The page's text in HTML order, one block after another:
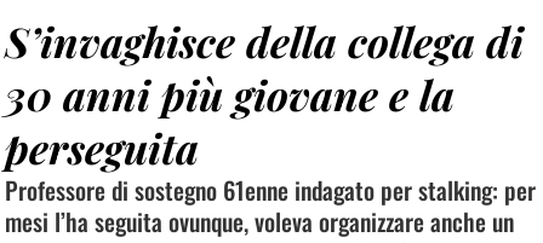
S’invaghisce della collega di
30 anni più giovane e la
perseguita
Professore di sostegno 61enne indagato per stalking: per
mesi l’ha seguita ovunque, voleva organizzare anche un